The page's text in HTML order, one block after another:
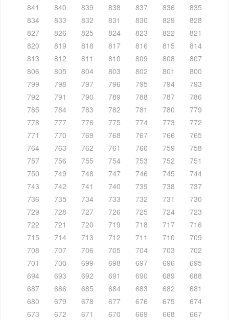
841
840 839 838 837 836
835
834
833 832 831 830 829
828
827
826 825 824 823 822
821
820
819 818 817 816 815
814
813
812 811 810 809 808
807
806
805 804 803 802 801
800
799
798 797 796 795 794
793
792
791 790 789 788 787
786
785
784 783 782 781 780
779
778
777 776 775 774 773
772
771
770 769 768 767 766
765
764
763 762 761 760 759
758
757
756 755 754 753 752
751
750
749 748 747 746 745
744
743
742 741 740 739 738
737
736
735 734 733 732 731
730
729
728 727 726 725 724
723
722
721 720 719 718 717
716
715
714 713 712 711 710
709
708
707 706 705 704 703
702
701
700 699 698 697 696
695
694
693 692 691 690 689
688
687
686 685 684 683 682
681
680
679 678 677 676 675
674
673
672 671 670 669 668
667